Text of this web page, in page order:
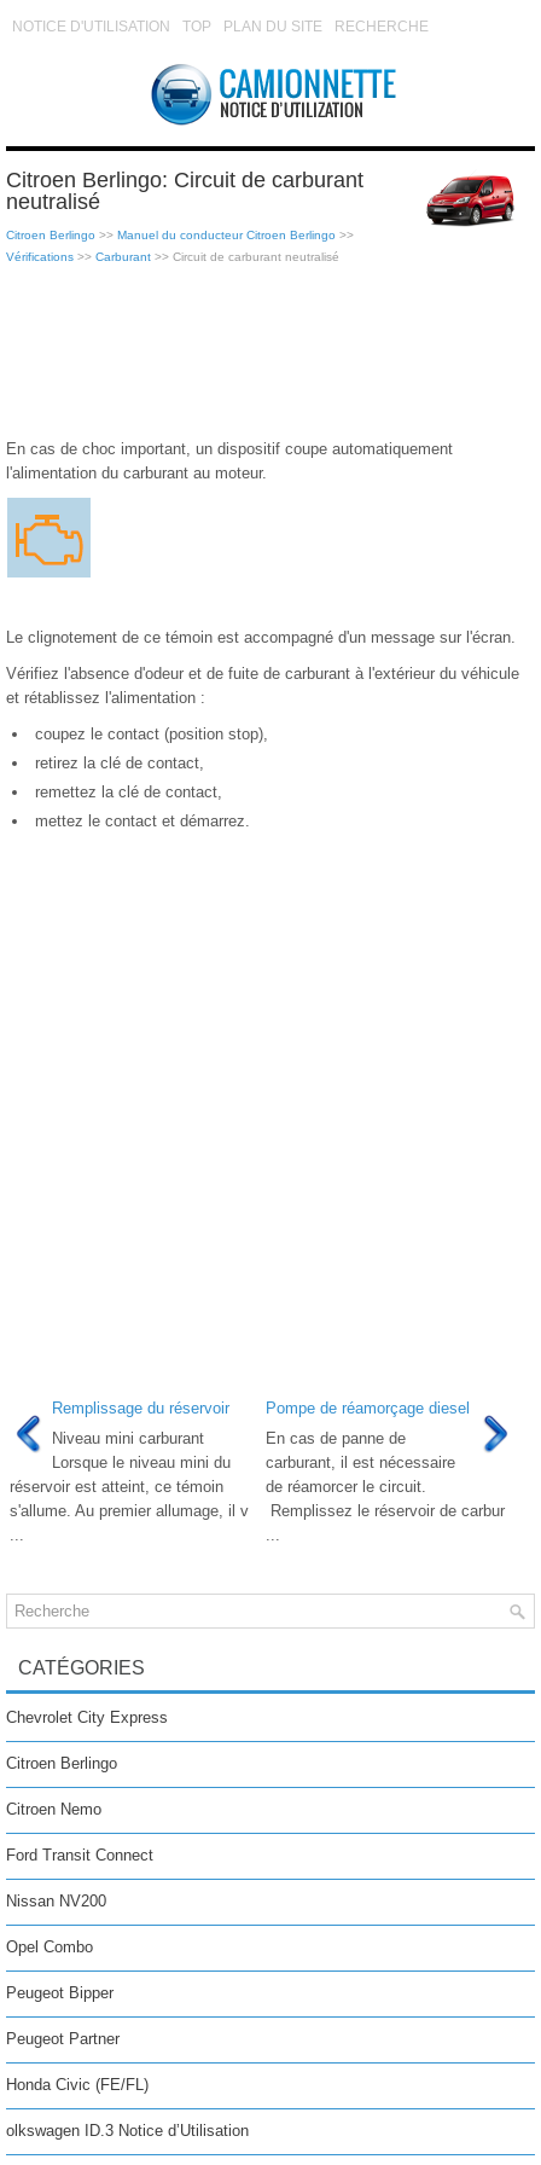
NOTICE D'UTILISATION TOP PLAN DU SITE RECHERCHE
Citroen Berlingo: Circuit de carburant
neutralisé
Citroen Berlingo >> Manuel du conducteur Citroen Berlingo >>
Vérifications >> Carburant >> Circuit de carburant neutralisé
En cas de choc important, un dispositif coupe automatiquement
l'alimentation du carburant au moteur.
Le clignotement de ce témoin est accompagné d'un message sur l'écran.
Vérifiez l'absence d'odeur et de fuite de carburant à l'extérieur du véhicule
et rétablissez l'alimentation :
coupez le contact (position stop),
retirez la clé de contact,
remettez la clé de contact,
mettez le contact et démarrez.
Remplissage du réservoir
Niveau mini carburant
Lorsque le niveau mini du
réservoir est atteint, ce témoin
s'allume. Au premier allumage, il v
...
Pompe de réamorçage diesel
En cas de panne de
carburant, il est nécessaire
de réamorcer le circuit.
Remplissez le réservoir de carbur
...
CATÉGORIES
Chevrolet City Express
Citroen Berlingo
Citroen Nemo
Ford Transit Connect
Nissan NV200
Opel Combo
Peugeot Bipper
Peugeot Partner
Honda Civic (FE/FL)
olkswagen ID.3 Notice d’Utilisation